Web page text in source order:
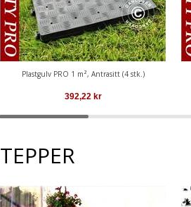
Plastgulv PRO 1 m², Antrasitt (4 stk.)
392,22kr
TEPPER